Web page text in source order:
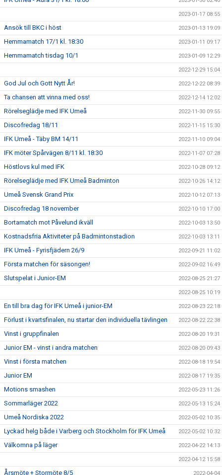
2023-01-17 08:55
Ansök till BKC i höst 2023-01-13 19:09
Hemmamatch 17/1 kl. 18:30 2023-01-11 09:17
Hemmamatch tisdag 10/1 2023-01-09 12:29
2022-12-29 15:04
God Jul och Gott Nytt År! 2022-12-22 08:39
Ta chansen att vinna med oss! 2022-12-14 12:02
Rörelseglädje med IFK Umeå 2022-11-30 09:55
Discofredag 18/11 2022-11-15 15:30
IFK Umeå - Täby BM 14/11 2022-11-10 09:04
IFK möter Spårvägen 8/11 kl. 18:30 2022-11-07 07:28
Höstlovs kul med IFK 2022-10-28 09:12
Rörelseglädje med IFK Umeå Badminton 2022-10-26 14:12
Umeå Svensk Grand Prix 2022-10-12 07:13
Discofredag 18 november 2022-10-10 17:00
Bortamatch mot Påvelund ikväll 2022-10-03 13:50
Kostnadsfria Aktiviteter på Badmintonstadion 2022-10-03 13:11
IFK Umeå - Fyrisfjädern 26/9 2022-09-21 11:02
Första matchen för säsongen! 2022-09-02 16:49
Slutspelat i Junior-EM 2022-08-25 21:27
2022-08-25 10:19
En till bra dag för IFK Umeå i junior-EM 2022-08-23 22:18
Förlust i kvartsfinalen, nu startar den individuella tävlingen 2022-08-22 22:38
Vinst i gruppfinalen 2022-08-20 19:31
Junior EM - vinst i andra matchen 2022-08-20 09:43
Vinst i första matchen 2022-08-18 19:54
Junior EM 2022-08-17 19:35
Motions smashen 2022-05-23 11:26
Sommarläger 2022 2022-05-13 15:24
Umeå Nordiska 2022 2022-05-02 10:35
Lyckad helg både i Varberg och Stockholm för IFK Umeå 2022-05-02 10:32
Välkomna på läger 2022-04-22 14:13
2022-04-12 15:58
Årsmöte + Stormöte 8/5 2022-04-04